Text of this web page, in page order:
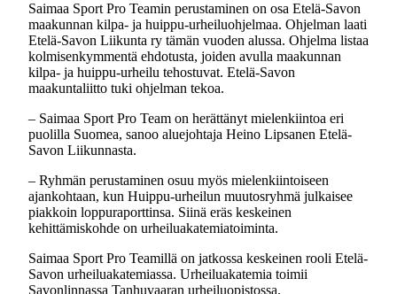
Saimaa Sport Pro Teamin perustaminen on osa Etelä-Savon
maakunnan kilpa- ja huippu-urheiluohjelmaa. Ohjelman laati
Etelä-Savon Liikunta ry tämän vuoden alussa. Ohjelma listaa
kolmisenkymmentä ehdotusta, joiden avulla maakunnan
kilpa- ja huippu-urheilu tehostuvat. Etelä-Savon
maakuntaliitto tuki ohjelman tekoa.
– Saimaa Sport Pro Team on herättänyt mielenkiintoa eri
puolilla Suomea, sanoo aluejohtaja Heino Lipsanen Etelä-
Savon Liikunnasta.
– Ryhmän perustaminen osuu myös mielenkiintoiseen
ajankohtaan, kun Huippu-urheilun muutosryhmä julkaisee
piakkoin loppuraporttinsa. Siinä eräs keskeinen
kehittämiskohde on urheiluakatemiatoiminta.
Saimaa Sport Pro Teamillä on jatkossa keskeinen rooli Etelä-
Savon urheiluakatemiassa. Urheiluakatemia toimii
Savonlinnassa Tanhuvaaran urheiluopistossa.